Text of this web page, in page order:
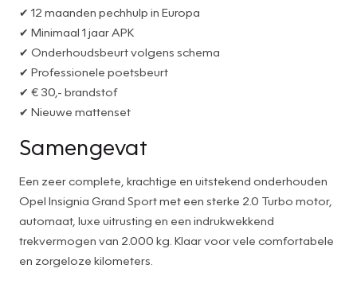
✔ 12 maanden pechhulp in Europa
✔ Minimaal 1 jaar APK
✔ Onderhoudsbeurt volgens schema
✔ Professionele poetsbeurt
✔ € 30,- brandstof
✔ Nieuwe mattenset
Samengevat
Een zeer complete, krachtige en uitstekend onderhouden
Opel Insignia Grand Sport met een sterke 2.0 Turbo motor,
automaat, luxe uitrusting en een indrukwekkend
trekvermogen van 2.000 kg. Klaar voor vele comfortabele
en zorgeloze kilometers.